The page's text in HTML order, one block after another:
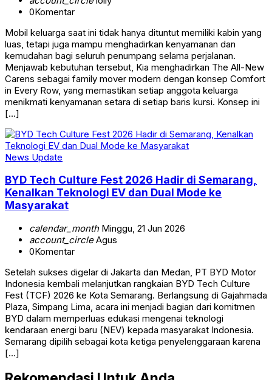
0Komentar
Mobil keluarga saat ini tidak hanya dituntut memiliki kabin yang
luas, tetapi juga mampu menghadirkan kenyamanan dan
kemudahan bagi seluruh penumpang selama perjalanan.
Menjawab kebutuhan tersebut, Kia menghadirkan The All-New
Carens sebagai family mover modern dengan konsep Comfort
in Every Row, yang memastikan setiap anggota keluarga
menikmati kenyamanan setara di setiap baris kursi. Konsep ini
[…]
News Update
BYD Tech Culture Fest 2026 Hadir di Semarang,
Kenalkan Teknologi EV dan Dual Mode ke
Masyarakat
calendar_monthMinggu, 21 Jun 2026
account_circleAgus
0Komentar
Setelah sukses digelar di Jakarta dan Medan, PT BYD Motor
Indonesia kembali melanjutkan rangkaian BYD Tech Culture
Fest (TCF) 2026 ke Kota Semarang. Berlangsung di Gajahmada
Plaza, Simpang Lima, acara ini menjadi bagian dari komitmen
BYD dalam memperluas edukasi mengenai teknologi
kendaraan energi baru (NEV) kepada masyarakat Indonesia.
Semarang dipilih sebagai kota ketiga penyelenggaraan karena
[…]